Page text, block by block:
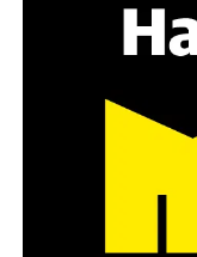
es a través del
pregunta»,